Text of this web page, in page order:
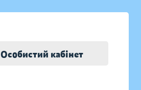
Особистий кабінет